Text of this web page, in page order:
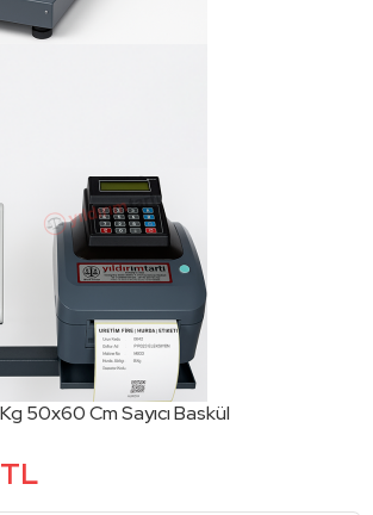
50x60 Cm Sayıcı Baskül